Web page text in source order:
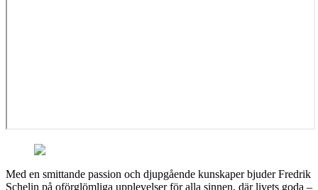
Med en smittande passion och djupgående kunskaper bjuder Fredrik
Schelin på oförglömliga upplevelser för alla sinnen, där livets goda –